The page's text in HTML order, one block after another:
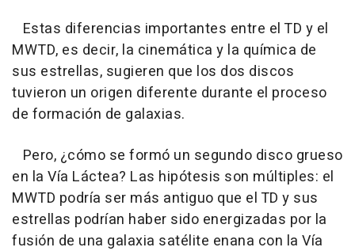
Estas diferencias importantes entre el TD y el
MWTD, es decir, la cinemática y la química de
sus estrellas, sugieren que los dos discos
tuvieron un origen diferente durante el proceso
de formación de galaxias.
Pero, ¿cómo se formó un segundo disco grueso
en la Vía Láctea? Las hipótesis son múltiples: el
MWTD podría ser más antiguo que el TD y sus
estrellas podrían haber sido energizadas por la
fusión de una galaxia satélite enana con la Vía